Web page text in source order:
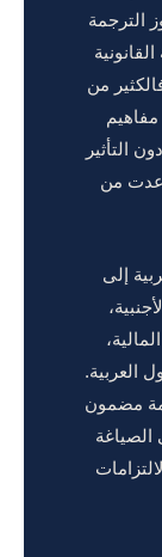
الترجمة
من
مفاهيم
التأثير
من
إلى
العربية.
مضمون
الصياغة